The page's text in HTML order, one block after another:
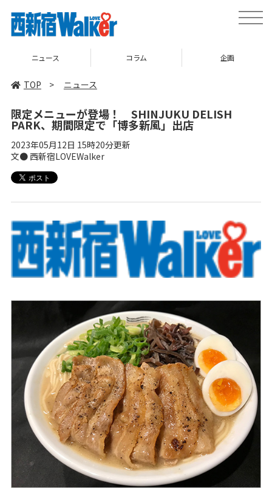
toggle
ニュース コラム 企画
TOP > ニュース
限定メニューが登場！ SHINJUKU DELISH
PARK、期間限定で「博多新風」出店
2023年05月12日 15時20分更新
文● 西新宿LOVEWalker